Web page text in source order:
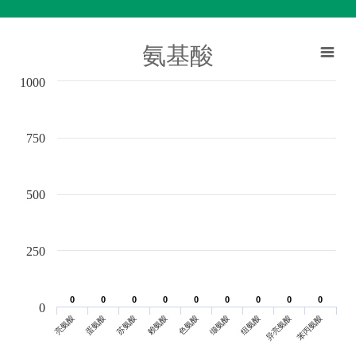
氨基酸
0
0 0
0 0
0 0
0 0
0 0
0 0
0 0
0 0
0
亮氨酸 蛋氨酸 苏氨酸 赖氨酸 色氨酸 缬氨酸 组氨酸 异亮氨酸苯丙氨酸
0
250
500
750
1000